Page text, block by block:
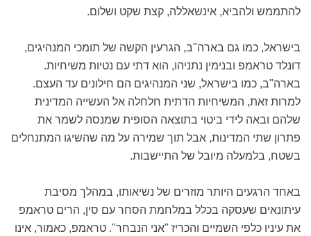
להתממש ולהביא, אינשאללה, קצת שקט ושלום.
בישראל, כמו גם בארה"ב, הגרעין הקשה של תומכי המנהיגים,
דונלד טראמפ ובנימין נתניהו, הוא דתי עם נטיות משיחיות.
בארה"ב, כמו בישראל, שני המנהיגים הם חילונים עד העצם.
למרות זאת, המשיחיות הדתית חלחלה אל העשייה המדינית
שלהם ובאה לידי ביטוי בתוצאה הסופית שמנסה לשמר את
פתרון שתי המדינות, אבל תוך שמירה על מה שהשיגו המתנחלים
בשטח, בלמעלה מיובל של התיישבות.
באחד הרגעים היותר מוזרים של נשיאותו, במהלך מסיבת
עיתונאים שעסקה בכלל במלחמת הסחר עם סין, הרים טראמפ
את עיניו כלפי השמיים והכריז "אני הנבחר". טראמפ, כאמור, אינו